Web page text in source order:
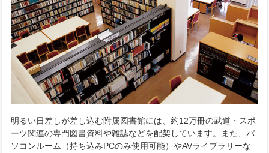
明るい日差しが差し込む附属図書館には、約12万冊の武道・スポ
ーツ関連の専門図書資料や雑誌などを配架しています。また、パ
ソコンルーム（持ち込みPCのみ使用可能）やAVライブラリーな